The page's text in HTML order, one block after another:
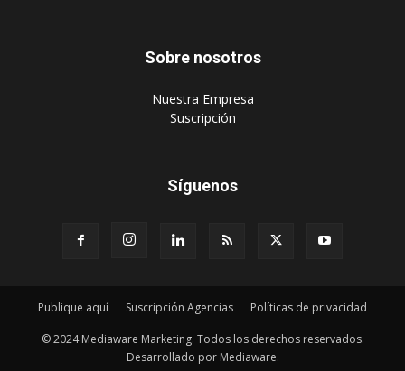
Sobre nosotros
‎Nuestra Empresa
‎Suscripción
Síguenos
Publique aquí Suscripción Agencias Políticas de privacidad
© 2024 Mediaware Marketing. Todos los derechos reservados.
Desarrollado por Mediaware.